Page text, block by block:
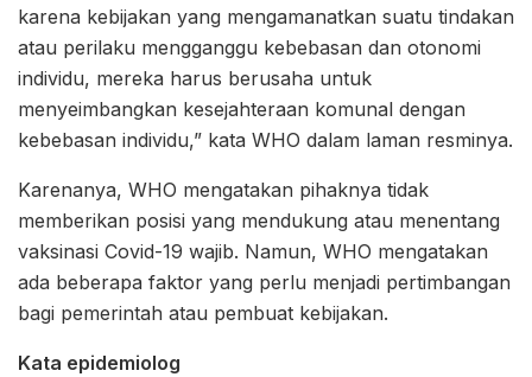
karena kebijakan yang mengamanatkan suatu tindakan
atau perilaku mengganggu kebebasan dan otonomi
individu, mereka harus berusaha untuk
menyeimbangkan kesejahteraan komunal dengan
kebebasan individu,” kata WHO dalam laman resminya.
Karenanya, WHO mengatakan pihaknya tidak
memberikan posisi yang mendukung atau menentang
vaksinasi Covid-19 wajib. Namun, WHO mengatakan
ada beberapa faktor yang perlu menjadi pertimbangan
bagi pemerintah atau pembuat kebijakan.
Kata epidemiolog